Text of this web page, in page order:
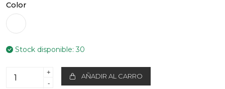
Color
Stock disponible:30
+
-
AÑADIR AL CARRO